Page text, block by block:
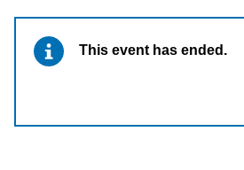
This event has ended.